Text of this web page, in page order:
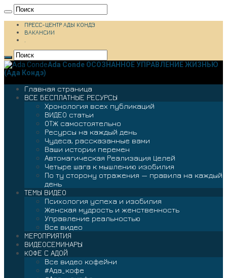
ПРЕСС-ЦЕНТР АДЫ КОНДЭ
ВАКАНСИИ
.
Ada Conde ОСОЗНАННОЕ УПРАВЛЕНИЕ ЖИЗНЬЮ
(Ада Кондэ)
Главная страница
ВСЕ БЕСПЛАТНЫЕ РЕСУРСЫ
Хронология всех публикаций
ВИДЕО статьи
ОТЖ самостоятельно
Ресурсы на каждый день
Чудеса, рассказанные вами
Ваши истории перемен
Автомагическая Реализация Целей
Четыре шага к мышлению изобилия
По ту сторону отражения — правила на каждый
день
ТЕМЫ ВИДЕО
Психология успеха и изобилия
Женская мудрость и женственность
Управление реальностью
Все видео
МЕРОПРИЯТИЯ
ВИДЕОСЕМИНАРЫ
КОФЕ С АДОЙ
Все видео кофейни
#Ада_кофе